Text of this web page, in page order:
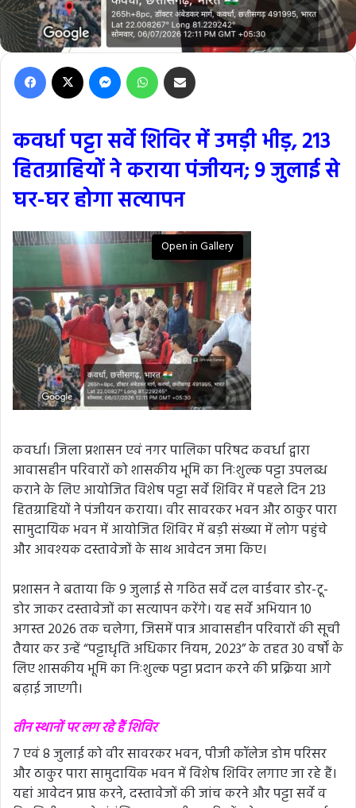
Facebook Messenger WhatsApp
कवर्धा पट्टा सर्वे शिविर में उमड़ी भीड़, 213
हितग्राहियों ने कराया पंजीयन; 9 जुलाई से
घर-घर होगा सत्यापन
Open in Gallery
कवर्धा। जिला प्रशासन एवं नगर पालिका परिषद कवर्धा द्वारा
आवासहीन परिवारों को शासकीय भूमि का निःशुल्क पट्टा उपलब्ध
कराने के लिए आयोजित विशेष पट्टा सर्वे शिविर में पहले दिन 213
हितग्राहियों ने पंजीयन कराया। वीर सावरकर भवन और ठाकुर पारा
सामुदायिक भवन में आयोजित शिविर में बड़ी संख्या में लोग पहुंचे
और आवश्यक दस्तावेजों के साथ आवेदन जमा किए।
प्रशासन ने बताया कि 9 जुलाई से गठित सर्वे दल वार्डवार डोर-टू-
डोर जाकर दस्तावेजों का सत्यापन करेंगे। यह सर्वे अभियान 10
अगस्त 2026 तक चलेगा, जिसमें पात्र आवासहीन परिवारों की सूची
तैयार कर उन्हें “पट्टाधृति अधिकार नियम, 2023” के तहत 30 वर्षों के
लिए शासकीय भूमि का निःशुल्क पट्टा प्रदान करने की प्रक्रिया आगे
बढ़ाई जाएगी।
तीन स्थानों पर लग रहे हैं शिविर
7 एवं 8 जुलाई को वीर सावरकर भवन, पीजी कॉलेज डोम परिसर
और ठाकुर पारा सामुदायिक भवन में विशेष शिविर लगाए जा रहे हैं।
यहां आवेदन प्राप्त करने, दस्तावेजों की जांच करने और पट्टा सर्वे व